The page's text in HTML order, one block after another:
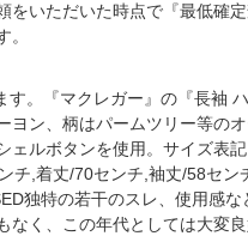
いただいた時点で『最低確定
。
す。『マクレガー』の『長袖
ヨン、柄はパームツリー等の
ェルボタンを使用。サイズ表
チ,着丈/70センチ,袖丈/58セン
独特の若干のスレ、使用感な
なく、この年代としては大変